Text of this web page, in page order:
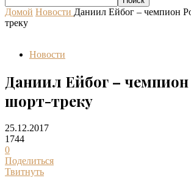
Домой Новости Даниил Ейбог – чемпион
треку
Новости
Даниил Ейбог –
шорт-треку
25.12.2017
1744
0
Поделиться
Твитнуть